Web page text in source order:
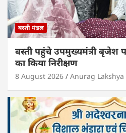
बस्ती मंडल
बस्ती पहुंचे उपमुख्यमंत्री बृजेश
का किया निरीक्षण
8 August 2026 Anurag Lakshya